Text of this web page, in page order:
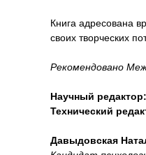
Книга адресована
своих творческих
Рекомендовано
Научный редактор:
Технический
Давыдовская